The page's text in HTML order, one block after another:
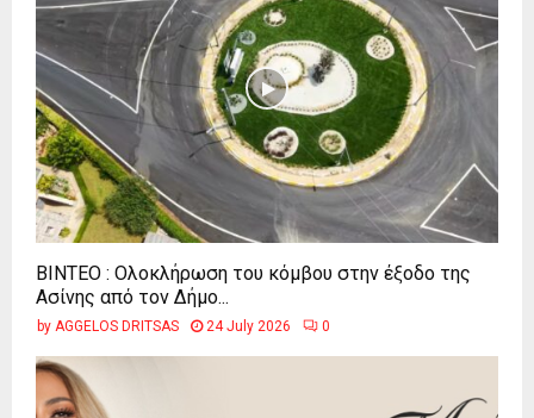
ΒΙΝΤΕΟ : Ολοκλήρωση του κόμβου στην έξοδο της
Ασίνης από τον Δήμο...
by AGGELOS DRITSAS 24 July 2026 0